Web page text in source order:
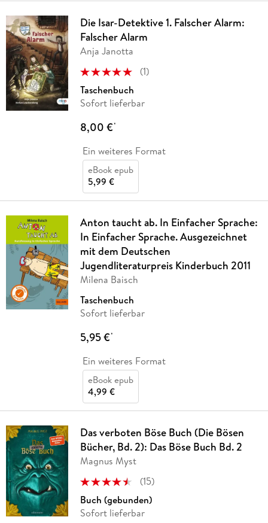
Die Isar-Detektive 1. Falscher Alarm:
Falscher Alarm
Anja Janotta
(1)
Taschenbuch
Sofort lieferbar
8,00 €*
Ein weiteres Format
eBook epub
5,99 €
Anton taucht ab. In Einfacher Sprache:
In Einfacher Sprache. Ausgezeichnet
mit dem Deutschen
Jugendliteraturpreis Kinderbuch 2011
Milena Baisch
Taschenbuch
Sofort lieferbar
5,95 €*
Ein weiteres Format
eBook epub
4,99 €
Das verboten Böse Buch (Die Bösen
Bücher, Bd. 2): Das Böse Buch Bd. 2
Magnus Myst
(15)
Buch (gebunden)
Sofort lieferbar